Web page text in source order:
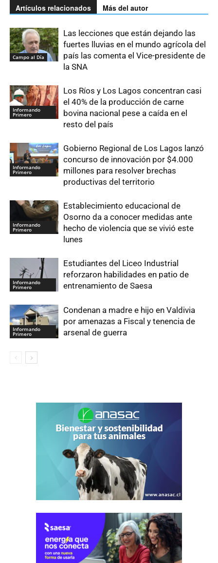
Artículos relacionados Más del autor
Campo al Día
Las lecciones que están dejando las
fuertes lluvias en el mundo agrícola del
país las comenta el Vice-presidente de
la SNA
Informando
Primero
Los Ríos y Los Lagos concentran casi
el 40% de la producción de carne
bovina nacional pese a caída en el
resto del país
Informando
Primero
Gobierno Regional de Los Lagos lanzó
concurso de innovación por $4.000
millones para resolver brechas
productivas del territorio
Informando
Primero
Establecimiento educacional de
Osorno da a conocer medidas ante
hecho de violencia que se vivió este
lunes
Informando
Primero
Estudiantes del Liceo Industrial
reforzaron habilidades en patio de
entrenamiento de Saesa
Informando
Primero
Condenan a madre e hijo en Valdivia
por amenazas a Fiscal y tenencia de
arsenal de guerra